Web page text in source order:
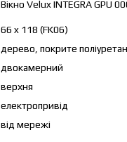
Вікно Velux INTEGRA GPU
66 x 118 (FK06)
дерево, покрите
двокамерний
верхня
електропривід
від мережі